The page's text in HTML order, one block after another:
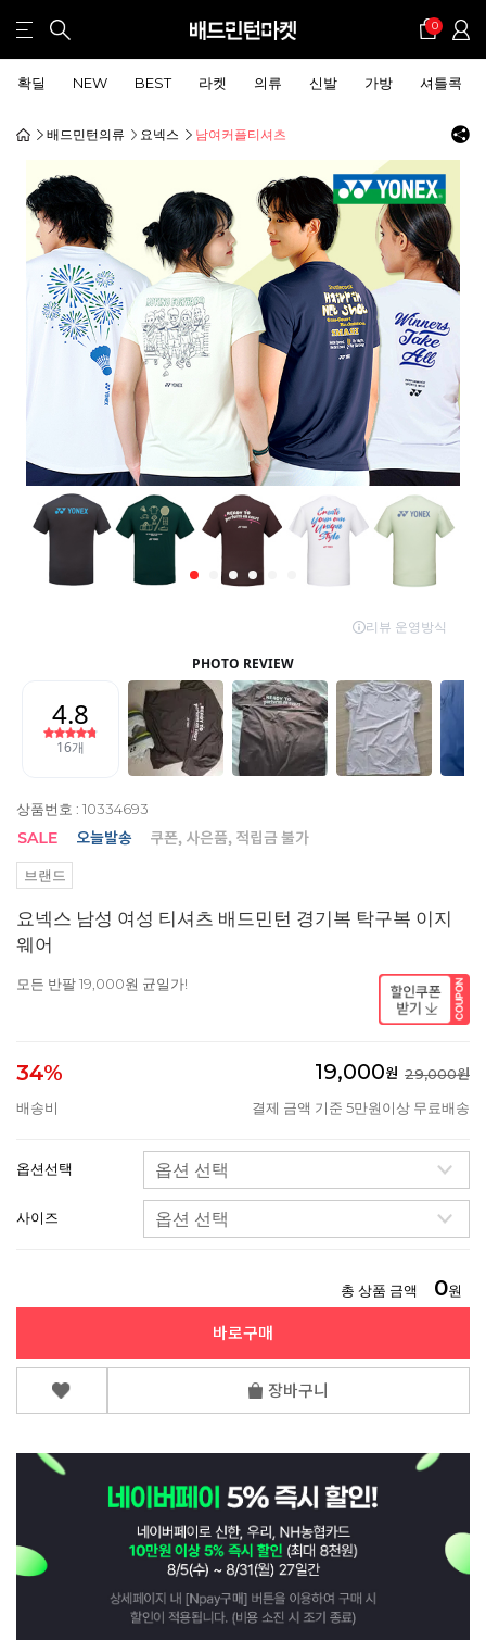
0
확딜 NEW BEST 라켓 의류 신발 가방 셔틀콕
배드민턴의류 요넥스 남여커플티셔츠
상품번호 : 10334693
브랜드
요넥스 남성 여성 티셔츠 배드민턴 경기복 탁구복 이지
웨어
모든 반팔 19,000원 균일가!
34% 19,000원 29,000원
배송비
결제 금액 기준 5만원이상 무료배송
옵션선택
사이즈
총 상품 금액 0원
바로구매
장바구니